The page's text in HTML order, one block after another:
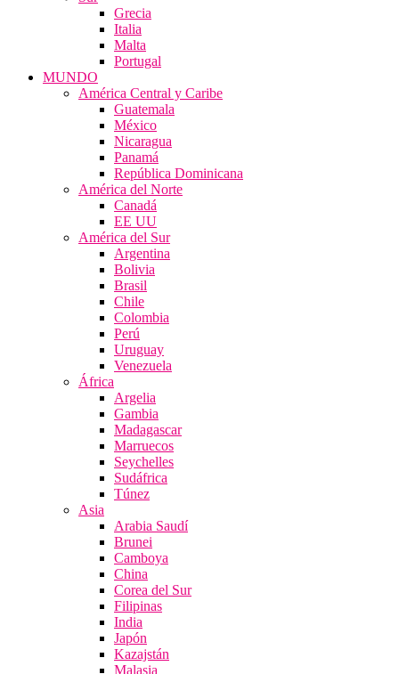
Grecia
Italia
Malta
Portugal
MUNDO
América Central y Caribe
Guatemala
México
Nicaragua
Panamá
República Dominicana
América del Norte
Canadá
EE UU
América del Sur
Argentina
Bolivia
Brasil
Chile
Colombia
Perú
Uruguay
Venezuela
África
Argelia
Gambia
Madagascar
Marruecos
Seychelles
Sudáfrica
Túnez
Asia
Arabia Saudí
Brunei
Camboya
China
Corea del Sur
Filipinas
India
Japón
Kazajstán
Malasia